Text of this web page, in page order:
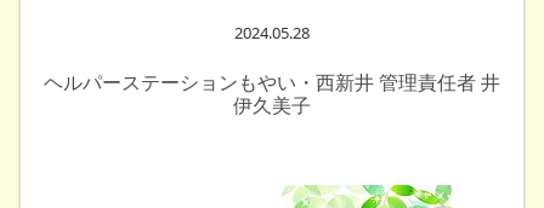
2024.05.28
ヘルパーステーションもやい・西新井 管理責任者 井
伊久美子